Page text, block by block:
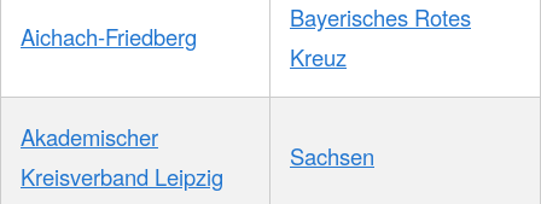
Aichach-Friedberg
Bayerisches Rotes
Kreuz
Akademischer
Kreisverband Leipzig
Sachsen